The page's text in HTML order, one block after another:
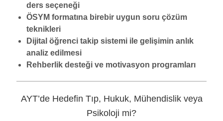
ders seçeneği
ÖSYM formatına birebir uygun soru çözüm
teknikleri
Dijital öğrenci takip sistemi ile gelişimin anlık
analiz edilmesi
Rehberlik desteği ve motivasyon programları
AYT’de Hedefin Tıp, Hukuk, Mühendislik veya
Psikoloji mi?